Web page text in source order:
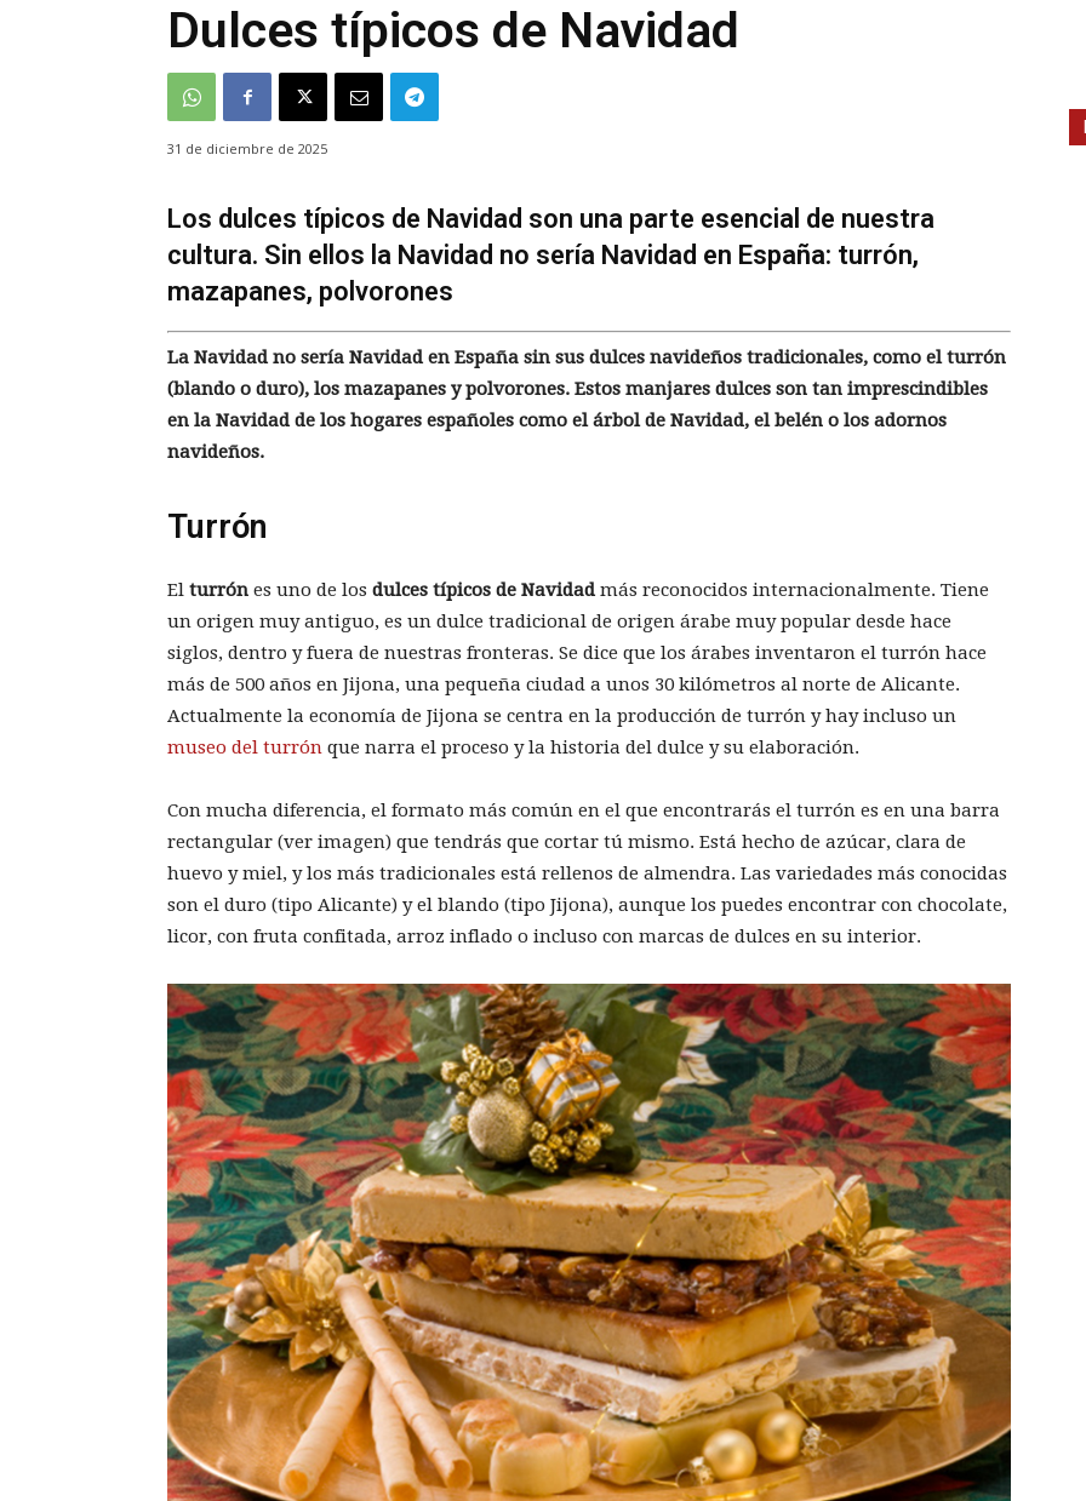
Dulces típicos de Navidad
31 de diciembre de 2025
Los dulces típicos de Navidad son una parte esencial de nuestra
cultura. Sin ellos la Navidad no sería Navidad en España: turrón,
mazapanes, polvorones
La Navidad no sería Navidad en España sin sus dulces navideños tradicionales, como el turrón
(blando o duro), los mazapanes y polvorones. Estos manjares dulces son tan imprescindibles
en la Navidad de los hogares españoles como el árbol de Navidad, el belén o los adornos
navideños.
Turrón
El turrón es uno de los dulces típicos de Navidad más reconocidos internacionalmente. Tiene
un origen muy antiguo, es un dulce tradicional de origen árabe muy popular desde hace
siglos, dentro y fuera de nuestras fronteras. Se dice que los árabes inventaron el turrón hace
más de 500 años en Jijona, una pequeña ciudad a unos 30 kilómetros al norte de Alicante.
Actualmente la economía de Jijona se centra en la producción de turrón y hay incluso un
museo del turrón que narra el proceso y la historia del dulce y su elaboración.
Con mucha diferencia, el formato más común en el que encontrarás el turrón es en una barra
rectangular (ver imagen) que tendrás que cortar tú mismo. Está hecho de azúcar, clara de
huevo y miel, y los más tradicionales está rellenos de almendra. Las variedades más conocidas
son el duro (tipo Alicante) y el blando (tipo Jijona), aunque los puedes encontrar con chocolate,
licor, con fruta confitada, arroz inflado o incluso con marcas de dulces en su interior.